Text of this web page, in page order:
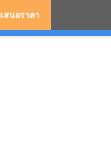
สนอราคา
เดียว ร่มกอล์ฟ ร่มกลับ